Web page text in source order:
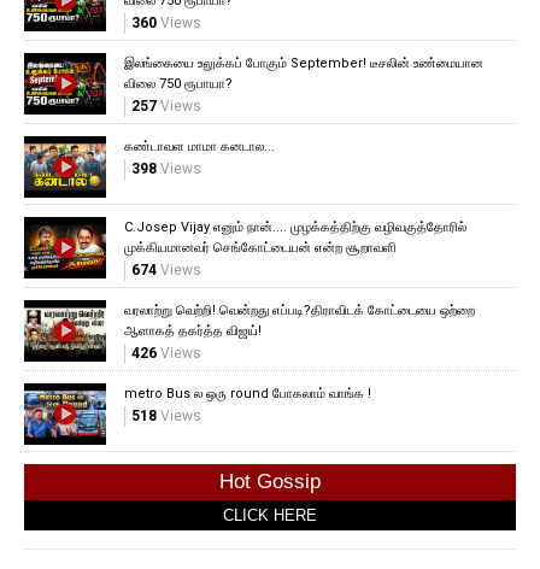
360Views
இலங்கையை உலுக்கப் போகும் September! டீசலின் உண்மையான
விலை 750 ரூபாயா?
257Views
கண்டாவள மாமா கனடால...
398Views
C.Josep Vijay எனும் நான்.... முழக்கத்திற்கு வழிவகுத்தோரில்
முக்கியமானவர் செங்கோட்டையன் என்ற சூறாவளி
674Views
வரலாற்று வெற்றி! வென்றது எப்படி?திராவிடக் கோட்டையை ஒற்றை
ஆளாகத் தகர்த்த விஜய்!
426Views
metro Bus ல ஒரு round போகலாம் வாங்க !
518Views
Hot Gossip
CLICK HERE